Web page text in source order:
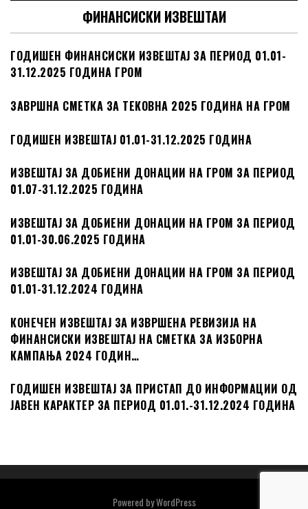
ФИНАНСИСКИ ИЗВЕШТАИ
ГОДИШЕН ФИНАНСИСКИ ИЗВЕШТАЈ ЗА ПЕРИОД 01.01-
31.12.2025 ГОДИНА ГРОМ
ЗАВРШНА СМЕТКА ЗА ТЕКОВНА 2025 ГОДИНА НА ГРОМ
ГОДИШЕН ИЗВЕШТАЈ 01.01-31.12.2025 ГОДИНА
ИЗВЕШТАЈ ЗА ДОБИЕНИ ДОНАЦИИ НА ГРОМ ЗА ПЕРИОД
01.07-31.12.2025 ГОДИНА
ИЗВЕШТАЈ ЗА ДОБИЕНИ ДОНАЦИИ НА ГРОМ ЗА ПЕРИОД
01.01-30.06.2025 ГОДИНА
ИЗВЕШТАЈ ЗА ДОБИЕНИ ДОНАЦИИ НА ГРОМ ЗА ПЕРИОД
01.01-31.12.2024 ГОДИНА
КОНЕЧЕН ИЗВЕШТАЈ ЗА ИЗВРШЕНА РЕВИЗИЈА НА
ФИНАНСИСКИ ИЗВЕШТАЈ НА СМЕТКА ЗА ИЗБОРНА
КАМПАЊА 2024 ГОДИН…
ГОДИШЕН ИЗВЕШТАЈ ЗА ПРИСТАП ДО ИНФОРМАЦИИ ОД
ЈАВЕН КАРАКТЕР ЗА ПЕРИОД 01.01.-31.12.2024 ГОДИНА
Powered byWordPress